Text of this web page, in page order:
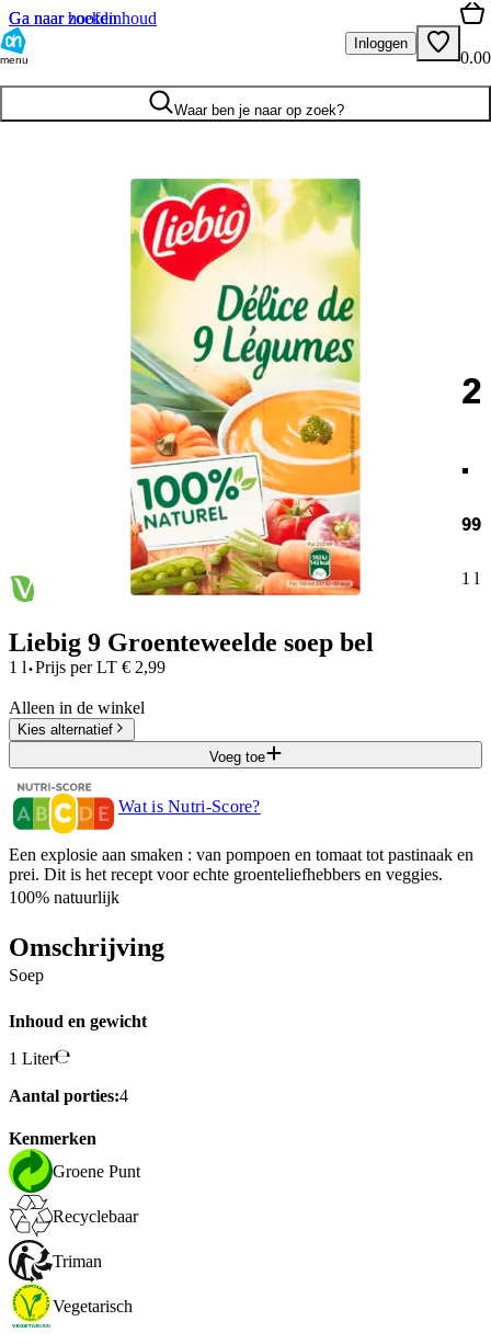
Ga naar hoofdinhoud
Ga naar zoeken
menu
Inloggen
0.00
Waar ben je naar op zoek?
2
.
99
1 l
Liebig 9 Groenteweelde soep bel
1 l·Prijs per LT € 2,99
Alleen in de winkel
Kies alternatief
Voeg toe
Wat is Nutri-Score?
Een explosie aan smaken : van pompoen en tomaat tot pastinaak en
prei. Dit is het recept voor echte groenteliefhebbers en veggies.
100% natuurlijk
Omschrijving
Soep
Inhoud en gewicht
1 Liter
Aantal porties:4
Kenmerken
Groene Punt
Recyclebaar
Triman
Vegetarisch